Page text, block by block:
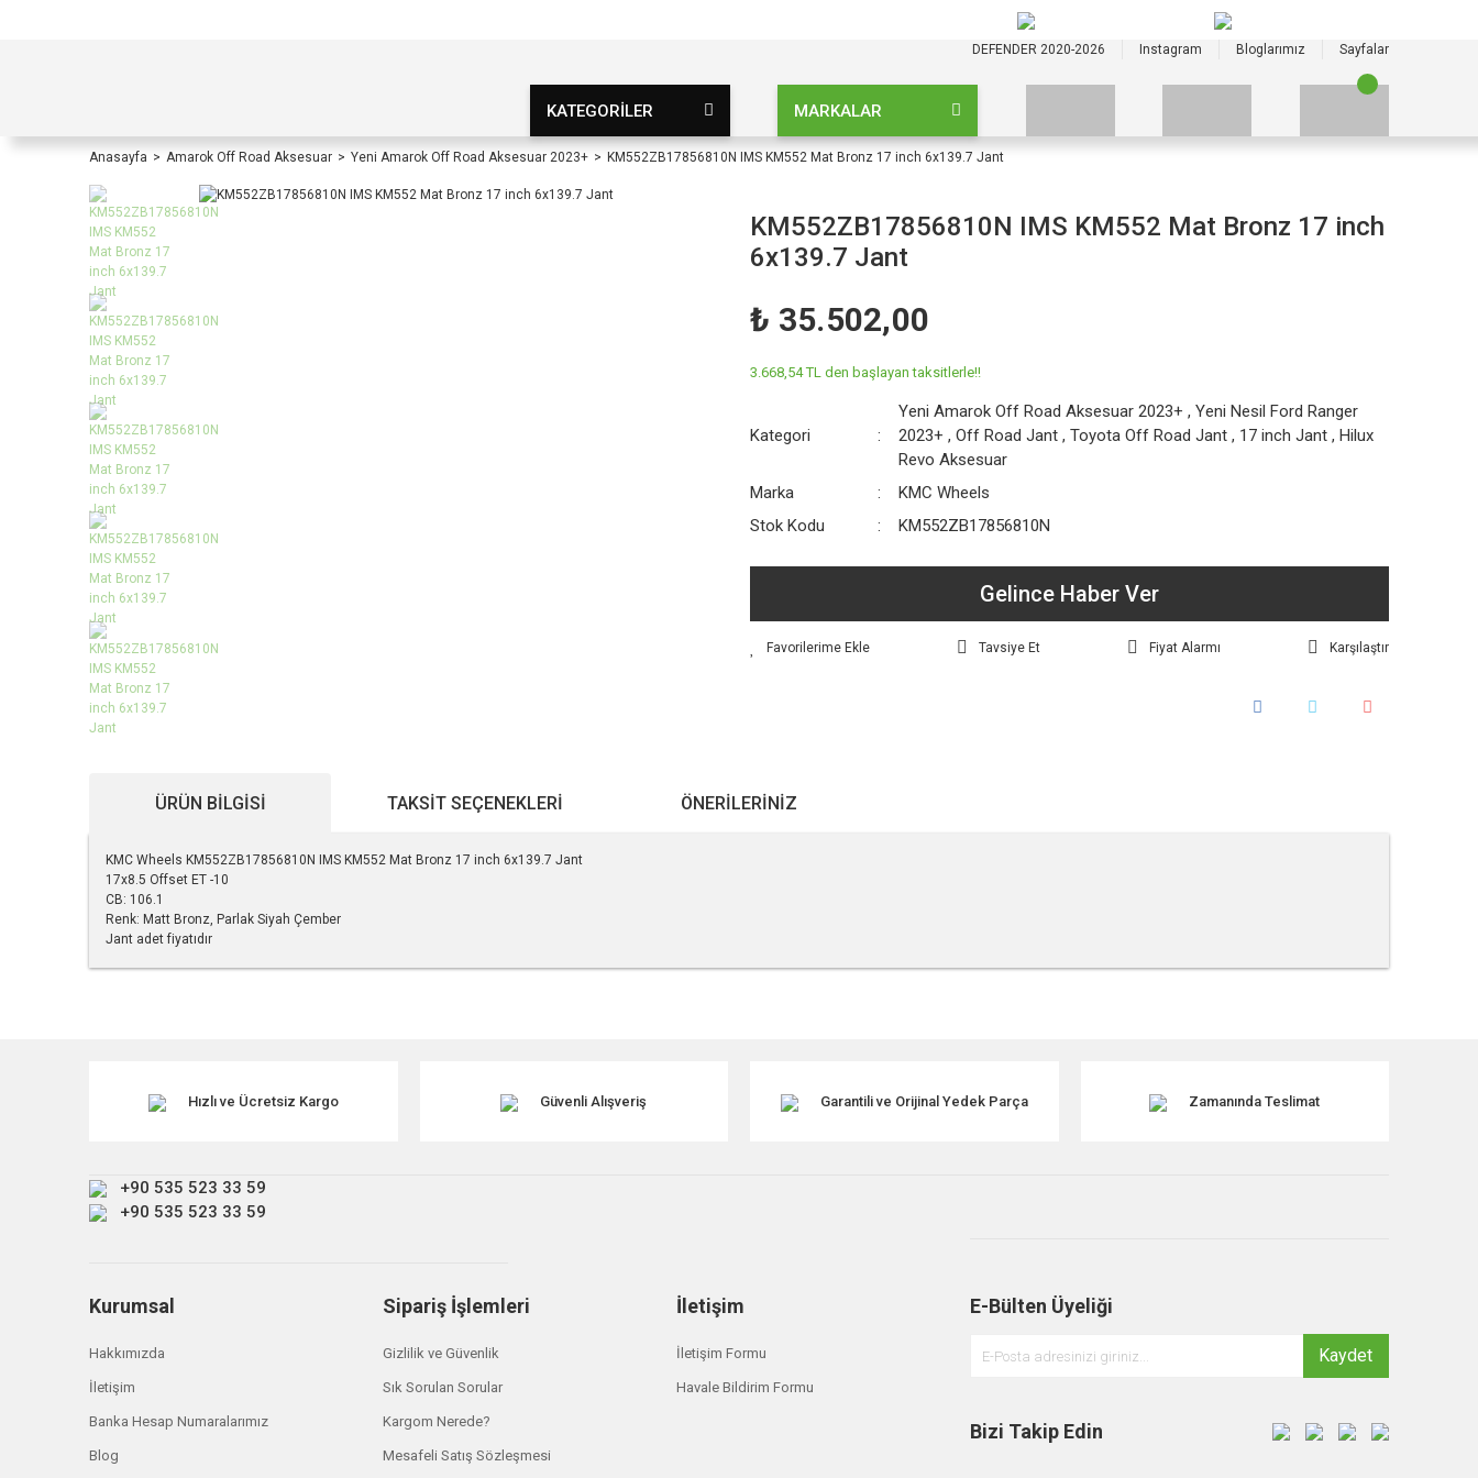
DEFENDER 2020-2026 Instagram Bloglarımız Sayfalar
KATEGORİLER MARKALAR
Anasayfa Amarok Off Road Aksesuar Yeni Amarok Off Road Aksesuar 2023+ KM552ZB17856810N IMS KM552 Mat Bronz 17 inch 6x139.7 Jant
KM552ZB17856810N IMS KM552 Mat Bronz 17 inch
6x139.7 Jant
₺ 35.502,00
3.668,54 TL den başlayan taksitlerle!!
Kategori
Yeni Amarok Off Road Aksesuar 2023+ ,Yeni Nesil Ford Ranger
2023+ ,Off Road Jant ,Toyota Off Road Jant , 17 inch Jant ,Hilux
Revo Aksesuar
Marka
KMC Wheels
Stok Kodu
KM552ZB17856810N
Gelince Haber Ver
Tavsiye Et Fiyat Alarmı Karşılaştır
ÜRÜN BILGISI TAKSIT SEÇENEKLERI ÖNERILERINIZ
KMC Wheels KM552ZB17856810N IMS KM552 Mat Bronz 17 inch 6x139.7 Jant
17x8.5 Offset ET -10
CB: 106.1
Renk: Matt Bronz, Parlak Siyah Çember
Jant adet fiyatıdır
Ürün açıklamasında eksik bilgiler bulunuyor.
Bu ürüne benzer farklı alternatifler olmalı.
Hızlı ve Ücretsiz Kargo Güvenli Alışveriş Garantili ve Orijinal Yedek Parça Zamanında Teslimat
+90 535 523 33 59
+90 535 523 33 59
Kurumsal
Hakkımızda
İletişim
Banka Hesap Numaralarımız
Blog
Sipariş İşlemleri
Gizlilik ve Güvenlik
Sık Sorulan Sorular
Kargom Nerede?
Mesafeli Satış Sözleşmesi
İletişim
İletişim Formu
Havale Bildirim Formu
E-Bülten Üyeliği
Kaydet
Bizi Takip Edin